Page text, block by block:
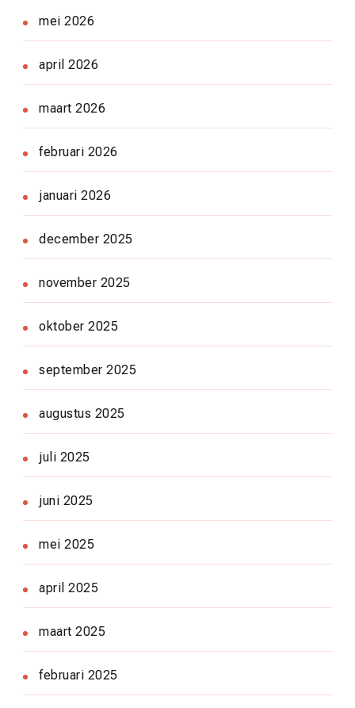
mei 2026
april 2026
maart 2026
februari 2026
januari 2026
december 2025
november 2025
oktober 2025
september 2025
augustus 2025
juli 2025
juni 2025
mei 2025
april 2025
maart 2025
februari 2025